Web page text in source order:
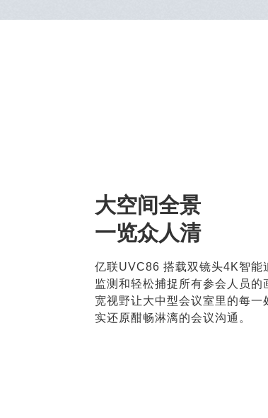
大空间全景
一览众人清
亿联UVC86 搭载双镜头4K智能
监测和轻松捕捉所有参会人员
宽视野让大中型会议室里的每
实还原酣畅淋漓的会议沟通。